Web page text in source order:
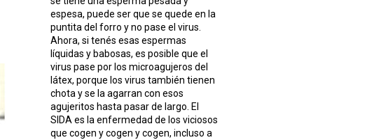
espesa, puede ser que se quede en la
puntita del forro y no pase el virus.
Ahora, si tenés esas espermas
líquidas y babosas, es posible que el
virus pase por los microagujeros del
látex, porque los virus también tienen
chota y se la agarran con esos
agujeritos hasta pasar de largo. El
SIDA es la enfermedad de los viciosos
que cogen y cogen y cogen, incluso a